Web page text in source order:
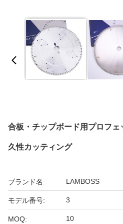
合板・チップボード用プロフ
久性カッティング
ブランド名: LAMBOSS
モデル番号: 3
MOQ: 10